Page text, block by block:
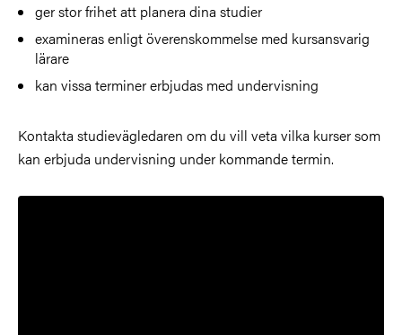
ger stor frihet att planera dina studier
examineras enligt överenskommelse med kursansvarig
lärare
kan vissa terminer erbjudas med undervisning
Kontakta studievägledaren om du vill veta vilka kurser som
kan erbjuda undervisning under kommande termin.